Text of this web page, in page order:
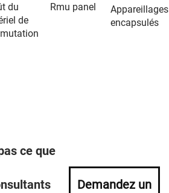
du
de
Rmu panel
Appareillages
encapsulés
ce que
Demandez un